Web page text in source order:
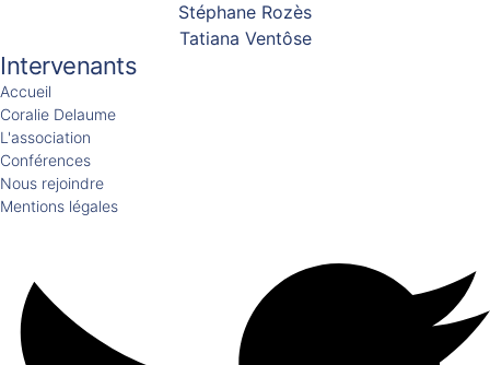
Stéphane Rozès
Tatiana Ventôse
Intervenants
Accueil
Coralie Delaume
L'association
Conférences
Nous rejoindre
Mentions légales